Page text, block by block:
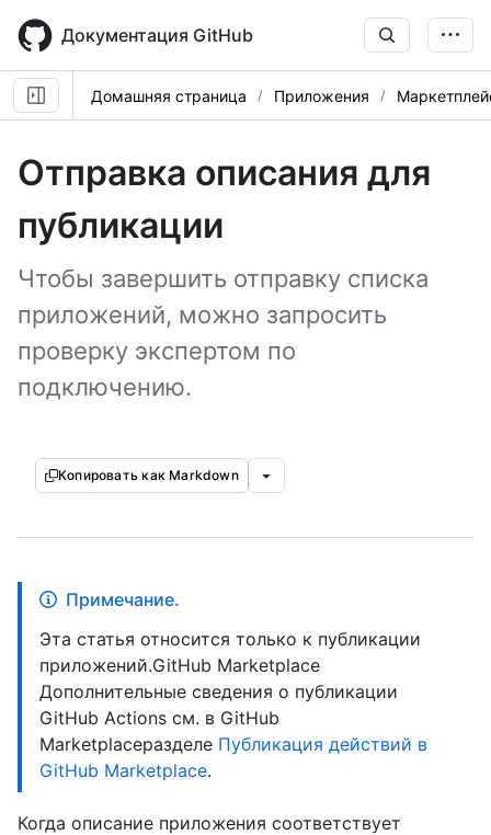
main
content
Документация GitHub
Домашняя страница Приложения
Отправка описания для
публикации
Чтобы завершить отправку списка
приложений, можно запросить
проверку экспертом по
подключению.
Копировать как Markdown
Примечание.
Эта статья относится только к публикации
приложений.GitHub Marketplace
Дополнительные сведения о публикации
GitHub Actions см. в GitHub
Marketplaceразделе Публикация действий в
GitHub Marketplace.
Когда описание приложения соответствует